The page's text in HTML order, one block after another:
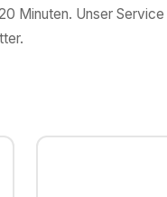
Minuten. Unser
.